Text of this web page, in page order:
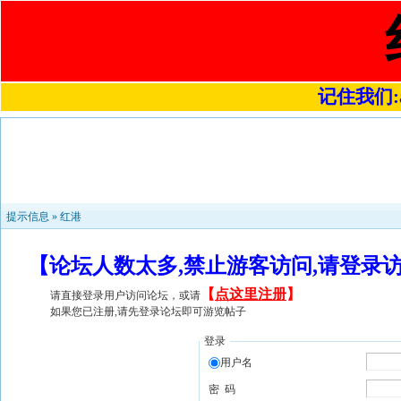
记住我们
提示信息 » 红港
【论坛人数太多,禁止游客访问,请登
请直接登录用户访问论坛，或请 【 点这里注册】
如果您已注册,请先登录论坛即可游览帖子
登录
用户名
密 码